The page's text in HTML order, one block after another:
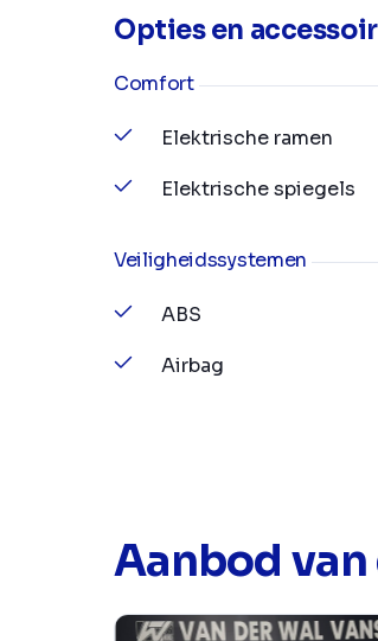
Opties en
Comfort
Elektrische ramen
Elektrische spiegels
Veiligheidssystemen
ABS
Airbag
Aanbod van